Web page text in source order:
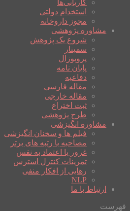
کاریابی‌ها
استخدام دولتی
مجوز داروخانه
مشاوره پژوهشی
شروع یک پژوهش
سمینار
پروپوزال
پایان نامه
دفاعیه
مقاله فارسی
مقاله خارجی
ثبت اختراع
طرح پژوهشی
مشاوره انگیزشی
فیلم ها و سخنان انگیزشی
مصاحبه با رتبه های برتر
غرور یا اعتماد به نفس
تمرینات کنترل استرس
رهایی از افکار منفی
NLP
ارتباط با ما
فهرست